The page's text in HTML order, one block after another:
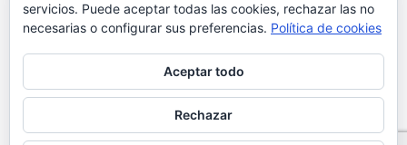
Octubre de 2016 en Benasque @meteobenás
7 NOVIEMBRE, 2016
info@casabringasort.com·Política de privacidad de datos·
servicios. Puede aceptar todas las cookies, rechazar las no
necesarias o configurar sus preferencias. Política de cookies
Aceptar todo
Rechazar